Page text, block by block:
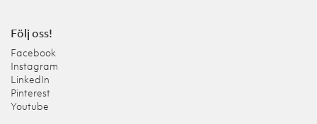
Följ oss!
Facebook
Instagram
LinkedIn
Pinterest
Youtube